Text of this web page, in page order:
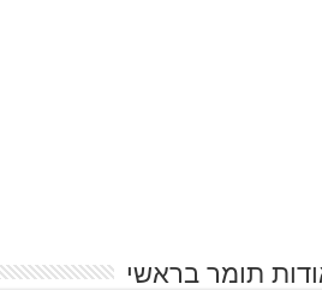
תומר בראשי